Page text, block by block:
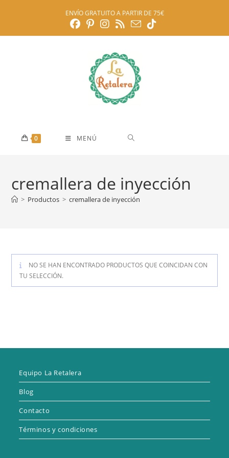
ENVÍO GRATUITO A PARTIR DE 75€
0 MENÚ
cremallera de inyección
> Productos > cremallera de inyección
NO SE HAN ENCONTRADO PRODUCTOS QUE COINCIDAN CON
TU SELECCIÓN.
Equipo La Retalera
Blog
Contacto
Términos y condiciones